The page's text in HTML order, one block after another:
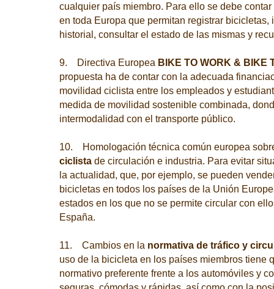
cualquier país miembro. Para ello se debe
en toda Europa que permitan registrar bicicletas,
historial, consultar el estado de las mismas y
9. Directiva Europea BIKE TO WORK & BIKE
propuesta ha de contar con la adecuada
movilidad ciclista entre los empleados y
medida de movilidad sostenible combinada,
intermodalidad con el transporte público.
10. Homologación técnica común europea
ciclista de circulación e industria. Para evitar
la actualidad, que, por ejemplo, se pueden
bicicletas en todos los países de la Unión
estados en los que no se permite circular con
España.
11. Cambios en la normativa de tráfico y
uso de la bicicleta en los países miembros tiene
normativo preferente frente a los automóviles y